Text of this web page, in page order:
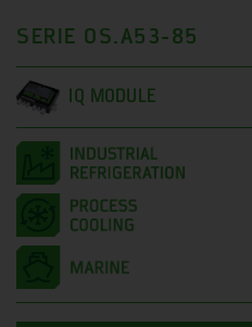
SERIE OS.A53-85
IQ MODULE